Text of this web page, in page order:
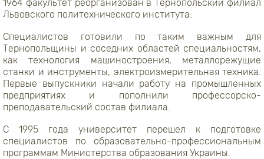
1964 факультет реорганизован в Тернопольский филиал
Львовского политехнического института.
Специалистов готовили по таким важным для
Тернопольщины и соседних областей специальностям,
как технология машиностроения, металлорежущие
станки и инструменты, электроизмерительная техника.
Первые выпускники начали работу на промышленных
предприятиях и пополнили профессорско-
преподавательский состав филиала.
С 1995 года университет перешел к подготовке
специалистов по образовательно-профессиональным
программам Министерства образования Украины.